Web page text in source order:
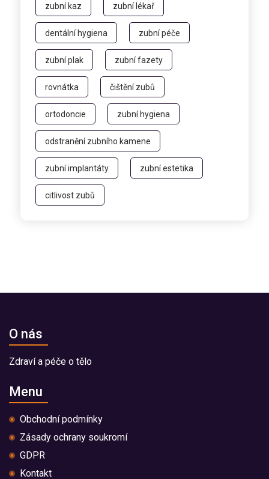
zubní kaz zubní lékař
dentální hygiena zubní péče
zubní plak zubní fazety
rovnátka čištění zubů
ortodoncie zubní hygiena
odstranění zubního kamene
zubní implantáty zubní estetika
citlivost zubů
O nás
Zdraví a péče o tělo
Menu
Obchodní podmínky
Zásady ochrany soukromí
GDPR
Kontakt